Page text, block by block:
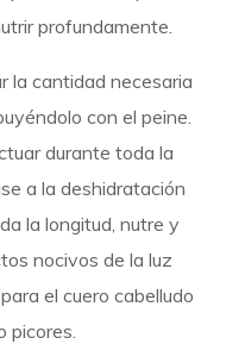
profundamente.
la cantidad necesaria
con el peine.
durante toda la
a la deshidratación
la longitud, nutre y
nocivos de la luz
el cuero cabelludo
picores.